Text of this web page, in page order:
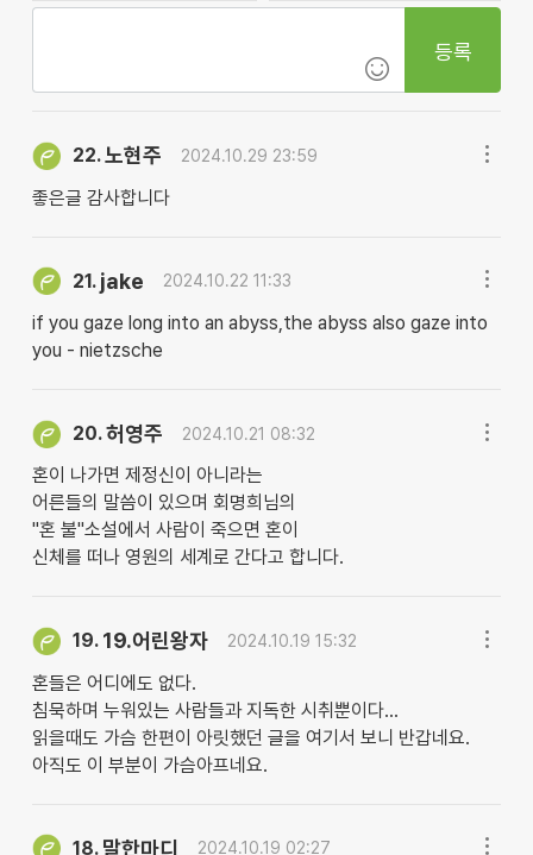
등록
22.노현주 2024.10.29 23:59
좋은글 감사합니다
21. jake 2024.10.22 11:33
if you gaze long into an abyss,the abyss also gaze into
you - nietzsche
20.허영주 2024.10.21 08:32
혼이 나가면 제정신이 아니라는
어른들의 말씀이 있으며 회명희님의
"혼 불"소설에서 사람이 죽으면 혼이
신체를 떠나 영원의 세계로 간다고 합니다.
19. 19.어린왕자 2024.10.19 15:32
혼들은 어디에도 없다.
침묵하며 누워있는 사람들과 지독한 시취뿐이다…
읽을때도 가슴 한편이 아릿했던 글을 여기서 보니 반갑네요.
아직도 이 부분이 가슴아프네요.
18. 말한마디 2024.10.19 02:27